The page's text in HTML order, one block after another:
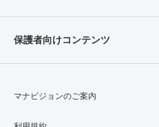
保護者向けコンテンツ
マナビジョンのご案内